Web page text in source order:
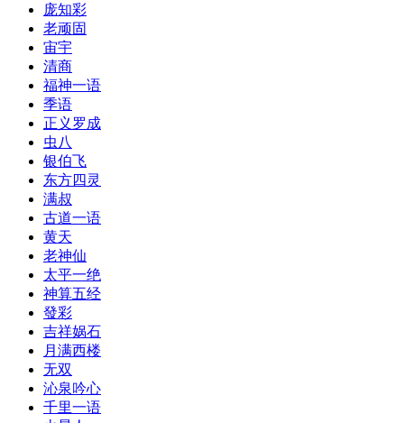
庞知彩
老顽固
宙宇
清商
福神一语
季语
正义罗成
虫八
银伯飞
东方四灵
满叔
古道一语
黄天
老神仙
太平一绝
神算五经
發彩
吉祥娲石
月满西楼
无双
沁泉吟心
千里一语